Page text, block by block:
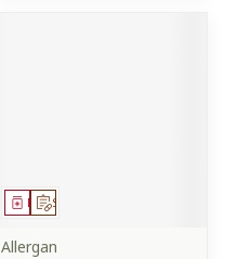
Sur prescription
Médicament
Allergan